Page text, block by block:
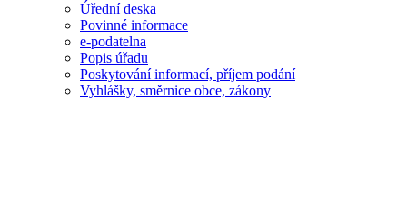
Úřední deska
Povinné informace
e-podatelna
Popis úřadu
Poskytování informací, příjem podání
Vyhlášky, směrnice obce, zákony